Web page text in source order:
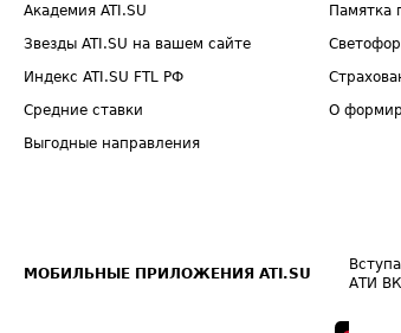
Академия ATI.SU
Звезды ATI.SU на вашем сайте
Индекс ATI.SU FTL РФ
Средние ставки
Выгодные направления
Памятка
О
МОБИЛЬНЫЕ ПРИЛОЖЕНИЯ ATI.SU
АТИ